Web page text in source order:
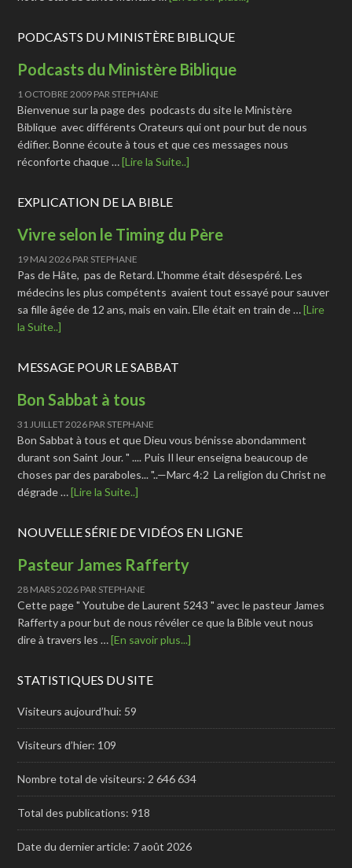
PODCASTS DU MINISTÈRE BIBLIQUE
Podcasts du Ministère Biblique
1 OCTOBRE 2009 PAR STEPHANE
Bienvenue sur la page des podcasts du site le Ministère
Biblique avec différents Orateurs qui ont pour but de nous
édifier. Bonne écoute à tous et que ces messages nous
réconforte chaque …[Lire la Suite..]
EXPLICATION DE LA BIBLE
Vivre selon le Timing du Père
19 MAI 2026 PAR STEPHANE
Pas de Hâte, pas de Retard. L'homme était désespéré. Les
médecins les plus compétents avaient tout essayé pour sauver
sa fille âgée de 12 ans, mais en vain. Elle était en train de …[Lire
la Suite..]
MESSAGE POUR LE SABBAT
Bon Sabbat à tous
31 JUILLET 2026 PAR STEPHANE
Bon Sabbat à tous et que Dieu vous bénisse abondamment
durant son Saint Jour. " .... Puis Il leur enseigna beaucoup de
choses par des paraboles... "..—Marc 4:2 La religion du Christ ne
dégrade …[Lire la Suite..]
NOUVELLE SÉRIE DE VIDÉOS EN LIGNE
Pasteur James Rafferty
28 MARS 2026 PAR STEPHANE
Cette page " Youtube de Laurent 5243 " avec le pasteur James
Rafferty a pour but de nous révéler ce que la Bible veut nous
dire à travers les …[En savoir plus...]
STATISTIQUES DU SITE
Visiteurs aujourd’hui: 59
Visiteurs d’hier: 109
Nombre total de visiteurs: 2 646 634
Total des publications:918
Date du dernier article: 7 août 2026